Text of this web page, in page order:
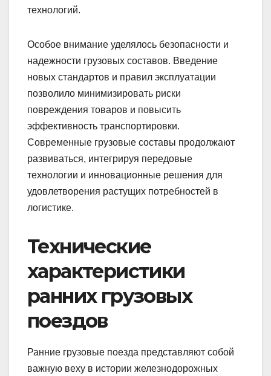
технологий.
Особое внимание уделялось безопасности и
надежности грузовых составов. Введение
новых стандартов и правил эксплуатации
позволило минимизировать риски
повреждения товаров и повысить
эффективность транспортировки.
Современные грузовые составы продолжают
развиваться, интегрируя передовые
технологии и инновационные решения для
удовлетворения растущих потребностей в
логистике.
Технические
характеристики
ранних грузовых
поездов
Ранние грузовые поезда представляют собой
важную веху в истории железнодорожных